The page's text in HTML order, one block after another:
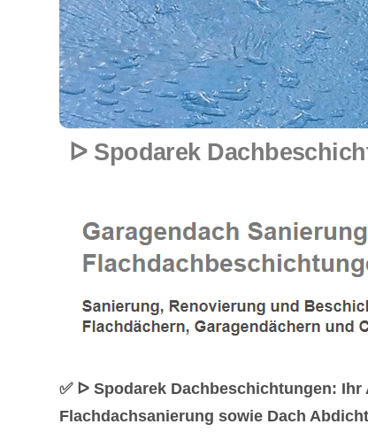
ᐅ Spodarek
✅ ᐅ Spodarek Dachbeschichtungen:
Flachdachsanierung sowie Dach